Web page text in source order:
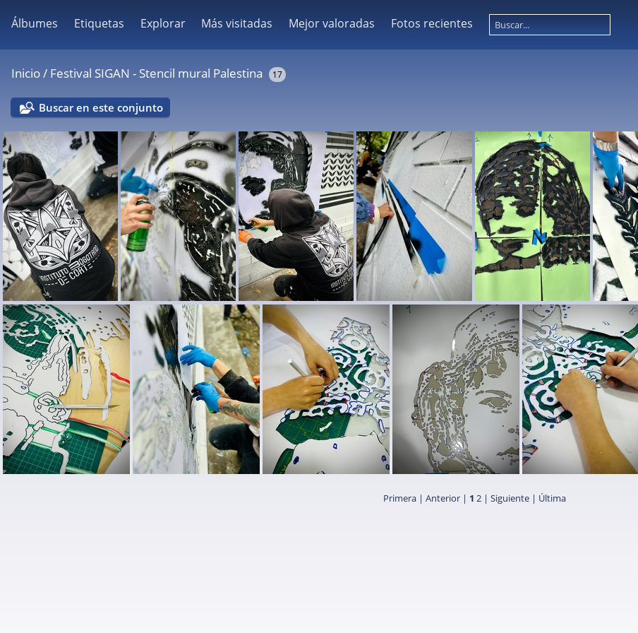
Álbumes Etiquetas Explorar Más visitadas Mejor valoradas Fotos recientes
Inicio/ Festival SIGAN - Stencil mural Palestina 17
Buscar en este conjunto
SIGAN mural palestina (16) SIGAN mural palestina (17) SIGAN mural palestina (12) SIGAN mural palestina (13)
Primera | Anterior | 1 2 | Siguiente | Última